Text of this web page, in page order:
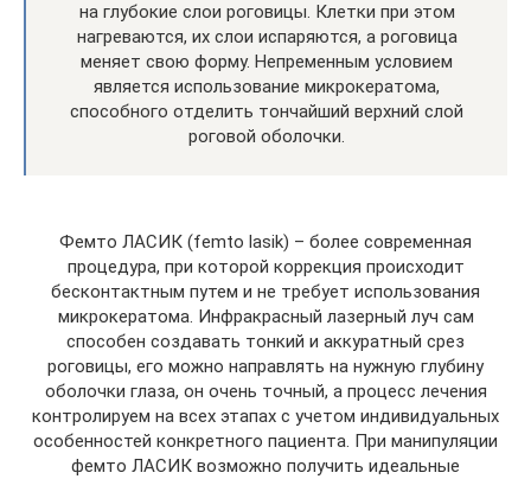
на глубокие слои роговицы. Клетки при этом
нагреваются, их слои испаряются, а роговица
меняет свою форму. Непременным условием
является использование микрокератома,
способного отделить тончайший верхний слой
роговой оболочки.
Фемто ЛАСИК (femto lasik) – более современная
процедура, при которой коррекция происходит
бесконтактным путем и не требует использования
микрокератома. Инфракрасный лазерный луч сам
способен создавать тонкий и аккуратный срез
роговицы, его можно направлять на нужную глубину
оболочки глаза, он очень точный, а процесс лечения
контролируем на всех этапах с учетом индивидуальных
особенностей конкретного пациента. При манипуляции
фемто ЛАСИК возможно получить идеальные